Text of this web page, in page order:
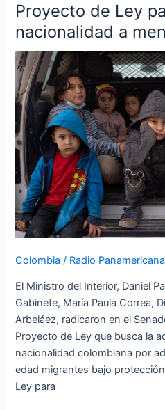
Proyecto de Ley
nacionalidad a
Colombia / Radio
El Ministro del Interior, Daniel
Gabinete, María Paula Correa,
Arbeláez, radicaron en el
Proyecto de Ley que busca la
nacionalidad colombiana por
edad migrantes bajo
Ley para
Proyecto
Ley
para
dar
nacionalidad
menores
migrantes